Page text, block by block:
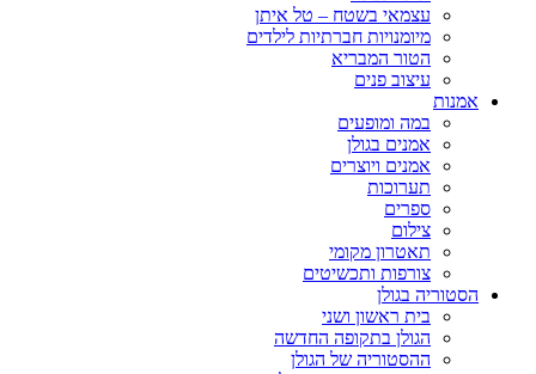
עצמאי בשטח – טל איתן
מיומנויות חברתיות לילדים
הטור המבריא
עיצוב פנים
אמנות
במה ומופעים
אמנים בגולן
אמנים ויוצרים
תערוכות
ספרים
צילום
תאטרון מקומי
צורפות ותכשיטים
הסטוריה בגולן
בית ראשון ושני
הגולן בתקופה החדשה
ההסטוריה של הגולן